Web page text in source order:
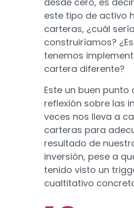
este tipo de activo
carteras, ¿cuál
construiríamos?
tenemos
cartera diferente?
Este un buen
reflexión sobre las
veces nos lleva a
carteras para
resultado de
inversión, pese a
tenido visto un
cualtitativo